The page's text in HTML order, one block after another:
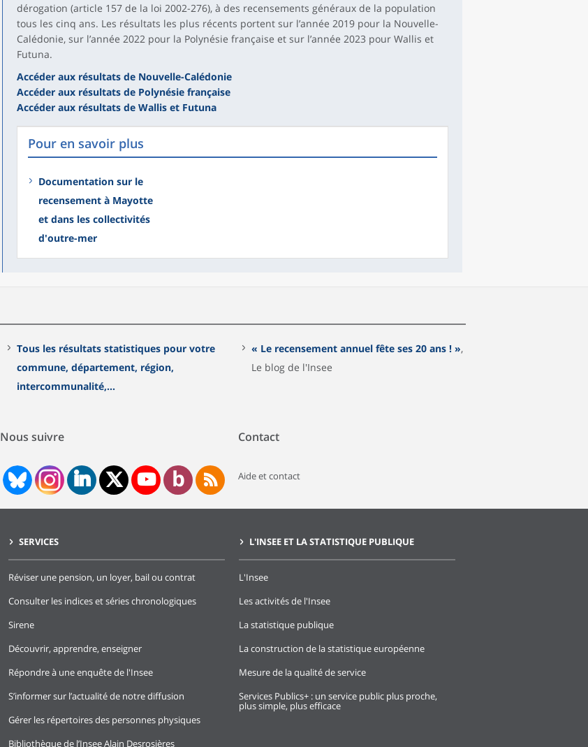
dérogation (article 157 de la loi 2002-276), à des recensements généraux de la population
tous les cinq ans. Les résultats les plus récents portent sur l’année 2019 pour la Nouvelle-
Calédonie, sur l’année 2022 pour la Polynésie française et sur l’année 2023 pour Wallis et
Futuna.
Accéder aux résultats de Nouvelle-Calédonie
Accéder aux résultats de Polynésie française
Accéder aux résultats de Wallis et Futuna
Pour en savoir plus
Documentation sur le
recensement à Mayotte
et dans les collectivités
d'outre-mer
Tous les résultats statistiques pour votre
commune, département, région,
intercommunalité,...
« Le recensement annuel fête ses 20 ans ! »,
Le blog de l'Insee
Nous suivre Contact
Aide et contact
SERVICES
Réviser une pension, un loyer, bail ou contrat
Consulter les indices et séries chronologiques
Sirene
Découvrir, apprendre, enseigner
Répondre à une enquête de l'Insee
S’informer sur l’actualité de notre diffusion
Gérer les répertoires des personnes physiques
Bibliothèque de l’Insee Alain Desrosières
L'INSEE ET LA STATISTIQUE PUBLIQUE
L'Insee
Les activités de l'Insee
La statistique publique
La construction de la statistique européenne
Mesure de la qualité de service
Services Publics+ : un service public plus proche,
plus simple, plus efficace